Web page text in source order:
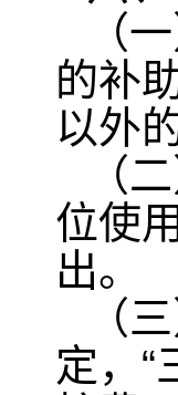
（
的补
以外
（
位使
出。
（
定，“